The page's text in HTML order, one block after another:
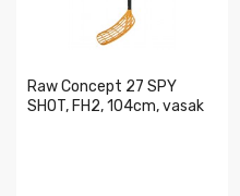
Raw Concept 27 SPY
SHOT, FH2, 104cm, vasak